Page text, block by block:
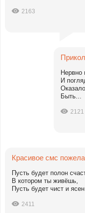
2163
Нервно
И
Быть...
2121
Красивое смс
Пусть будет полон
В котором ты живёшь,
Пусть будет чист и
2411